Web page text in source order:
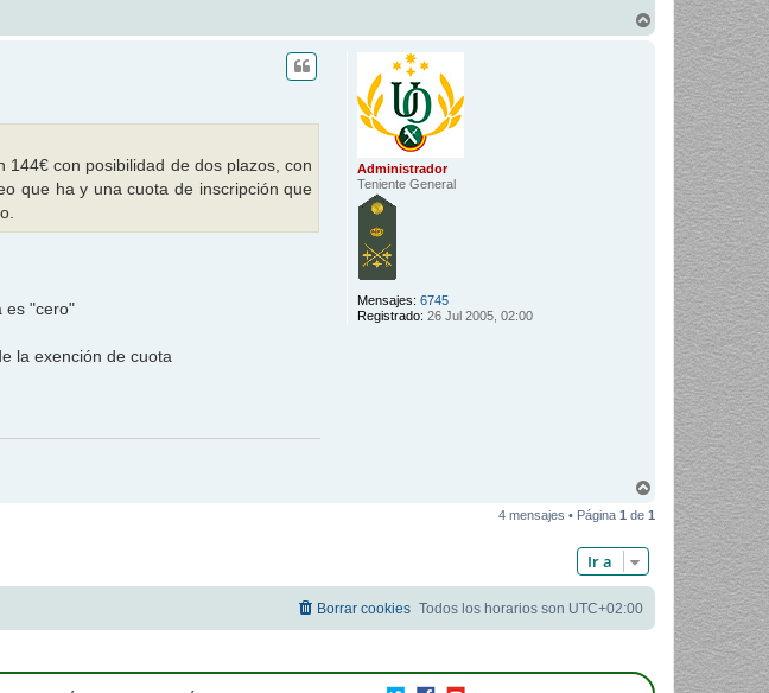
r
Administrador
Teniente General
Mensajes: 6745
Registrado: 26 Jul 2005, 02:00
con posibilidad de dos plazos, con
que ha y una cuota de inscripción que
es "cero"
la exención de cuota
r
4 mensajes • Página 1 de 1
Ir a
Todos los horarios son UTC+02:00
Borrar cookies